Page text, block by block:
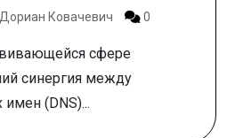
Дориан Ковачевич 0
сфере
синергия между
(DNS)...